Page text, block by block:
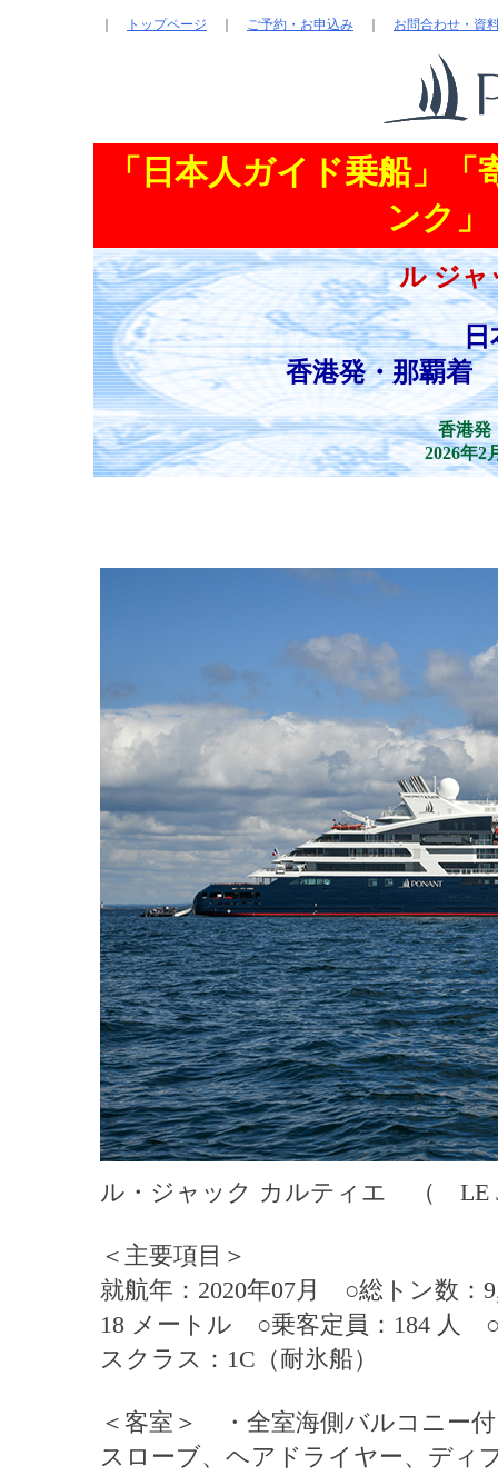
トップページ ご予約・お申込み お問合わせ・資
「日本人ガイド乗船」
ンク
ル ジャ
香港発・那覇着
香港発
2026年2
ル・ジャック カルティエ （ LE
＜主要項目＞
就航年：2020年07月 ○総トン数
18 メートル ○乗客定員：184 人
スクラス：1C（耐氷船）
＜客室＞ ・全室海側バルコニー
スローブ、ヘアドライヤー、ディ